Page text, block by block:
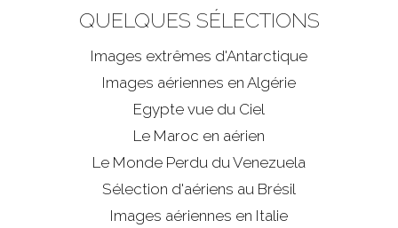
QUELQUES SÉLECTIONS
Images extrêmes d'Antarctique
Images aériennes en Algérie
Egypte vue du Ciel
Le Maroc en aérien
Le Monde Perdu du Venezuela
Sélection d'aériens au Brésil
Images aériennes en Italie